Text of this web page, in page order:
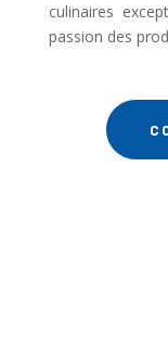
culinaires
passion des